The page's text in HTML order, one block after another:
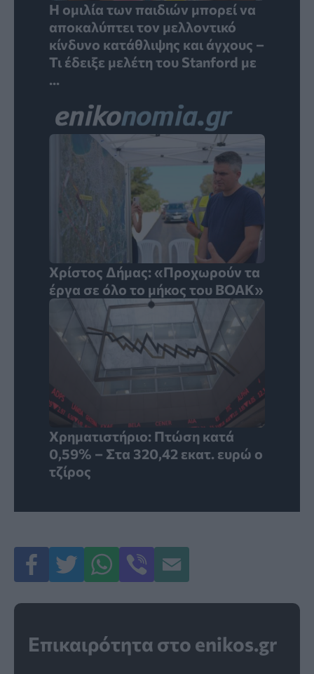
Η ομιλία των παιδιών μπορεί να
αποκαλύπτει τον μελλοντικό
κίνδυνο κατάθλιψης και άγχους –
Τι έδειξε μελέτη του Stanford με
...
Χρίστος Δήμας: «Προχωρούν τα
έργα σε όλο το μήκος του ΒΟΑΚ»
Χρηματιστήριο: Πτώση κατά
0,59% – Στα 320,42 εκατ. ευρώ ο
τζίρος
Επικαιρότητα στο enikos.gr